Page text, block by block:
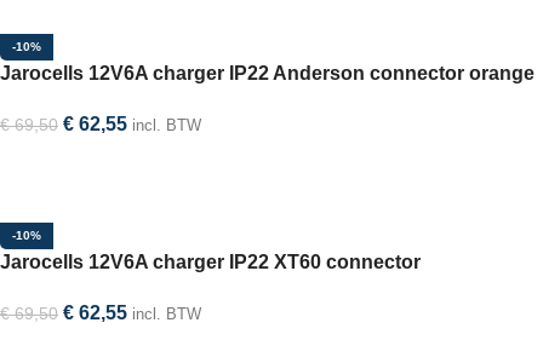
-10%
Jarocells 12V6A charger IP22 Anderson connector orange
€69,50 € 62,55 incl. BTW
-10%
Jarocells 12V6A charger IP22 XT60 connector
€69,50 € 62,55 incl. BTW